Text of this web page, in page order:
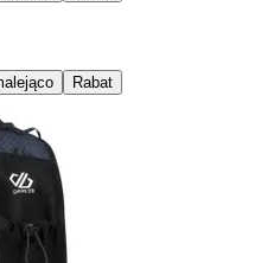
Rabat